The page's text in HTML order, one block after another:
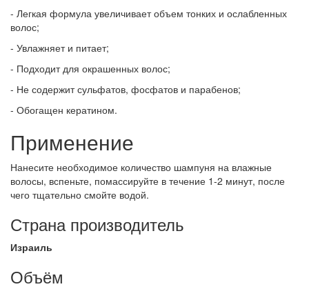
- Легкая формула увеличивает объем тонких и ослабленных
волос;
- Увлажняет и питает;
- Подходит для окрашенных волос;
- Не содержит сульфатов, фосфатов и парабенов;
- Обогащен кератином.
Применение
Нанесите необходимое количество шампуня на влажные
волосы, вспеньте, помассируйте в течение 1-2 минут, после
чего тщательно смойте водой.
Страна производитель
Израиль
Объём